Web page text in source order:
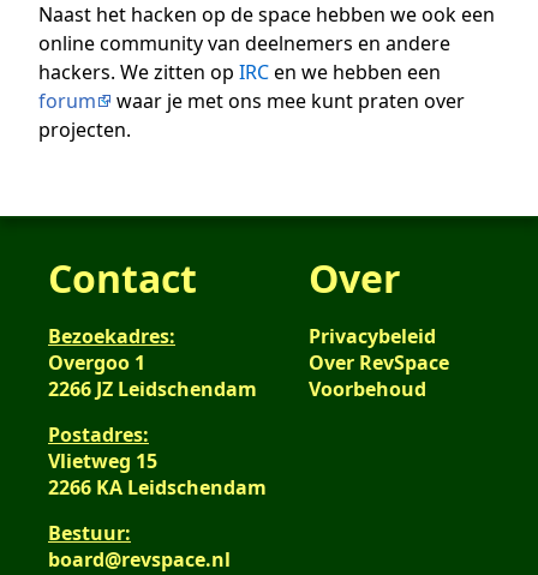
Naast het hacken op de space hebben we ook een
online community van deelnemers en andere
hackers. We zitten op IRCen we hebben een
forum
waar je met ons mee kunt praten over
projecten.
Contact
Bezoekadres:
Overgoo 1
2266 JZ Leidschendam
Postadres:
Vlietweg 15
2266 KA Leidschendam
Bestuur:
board@revspace.nl
Over
Privacybeleid
Over RevSpace
Voorbehoud